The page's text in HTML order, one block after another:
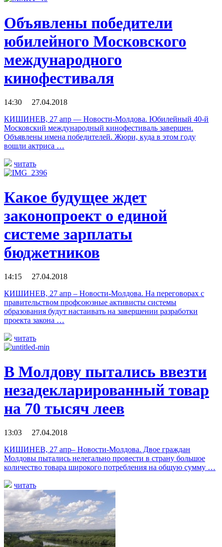
Объявлены победители
юбилейного Московского
международного
кинофестиваля
14:30 27.04.2018
КИШИНЕВ, 27 апр — Новости-Молдова. Юбилейный 40-й
Московский международный кинофестиваль завершен.
Объявлены имена победителей. Жюри, куда в этом году
вошли актриса …
читать
Какое будущее ждет
законопроект о единой
системе зарплаты
бюджетников
14:15 27.04.2018
КИШИНЕВ, 27 апр – Новости-Молдова. На переговорах с
правительством профсоюзные активисты системы
образования будут настаивать на завершении разработки
проекта закона …
читать
В Молдову пытались ввезти
незадекларированный товар
на 70 тысяч леев
13:03 27.04.2018
КИШИНЕВ, 27 апр– Новости-Молдова. Двое граждан
Молдовы пытались нелегально провести в страну большое
количество товара широкого потребления на общую сумму …
читать